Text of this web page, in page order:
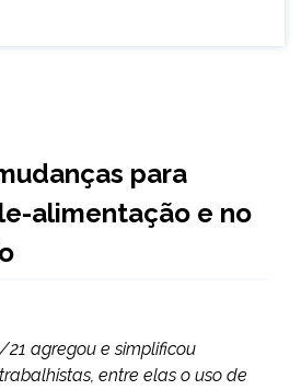
para
alimentação e no
21 agregou e simplificou
entre elas o uso de